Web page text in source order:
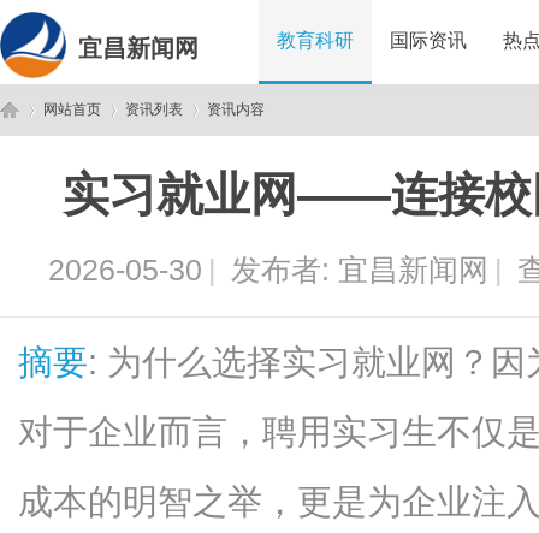
宜昌新闻网 教育科研 国际资讯 热
网站首页
›
资讯列表
›
资讯内容
实习就业网——连接校
2026-05-30 | 发布者: 宜昌新闻网 |
摘要: 为什么选择实习就业网？
对于企业而言，聘用实习生不仅
成本的明智之举，更是为企业注